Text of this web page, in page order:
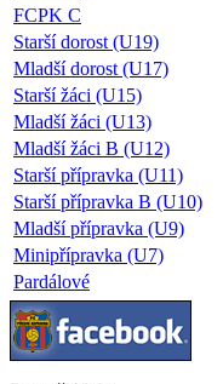
FCPK C
Starší dorost (U19)
Mladší dorost (U17)
Starší žáci (U15)
Mladší žáci (U13)
Mladší žáci B (U12)
Starší přípravka (U11)
Starší přípravka B (U10)
Mladší přípravka (U9)
Minipřípravka (U7)
Pardálové